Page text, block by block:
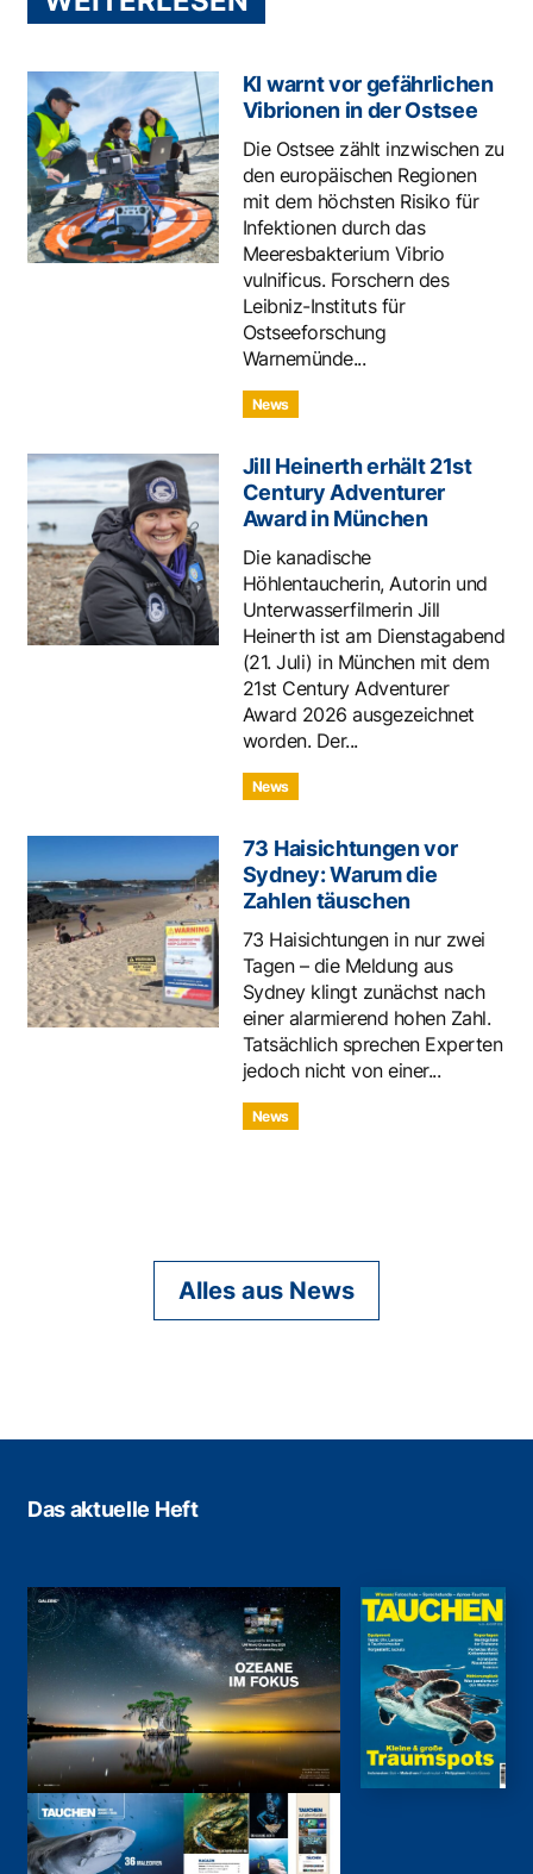
KI warnt vor gefährlichen
Vibrionen in der Ostsee
Die Ostsee zählt inzwischen zu
den europäischen Regionen
mit dem höchsten Risiko für
Infektionen durch das
Meeresbakterium Vibrio
vulnificus. Forschern des
Leibniz-Instituts für
Ostseeforschung
Warnemünde...
News
Jill Heinerth erhält 21st
Century Adventurer
Award in München
Die kanadische
Höhlentaucherin, Autorin und
Unterwasserfilmerin Jill
Heinerth ist am Dienstagabend
(21. Juli) in München mit dem
21st Century Adventurer
Award 2026 ausgezeichnet
worden. Der...
News
73 Haisichtungen vor
Sydney: Warum die
Zahlen täuschen
73 Haisichtungen in nur zwei
Tagen – die Meldung aus
Sydney klingt zunächst nach
einer alarmierend hohen Zahl.
Tatsächlich sprechen Experten
jedoch nicht von einer...
News
Alles aus News
Das aktuelle Heft